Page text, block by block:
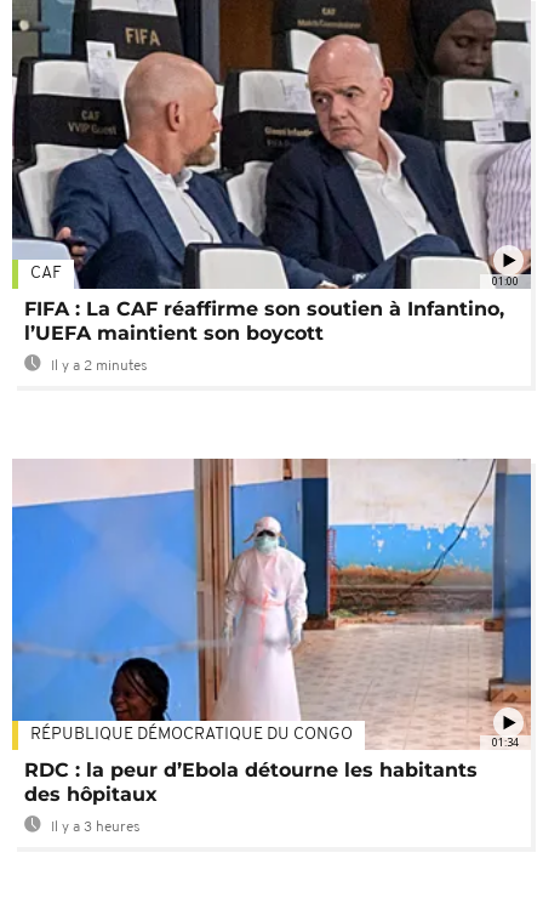
01:00
CAF
FIFA : La CAF réaffirme son soutien à Infantino,
l’UEFA maintient son boycott
Il y a 2 minutes
01:34
RÉPUBLIQUE DÉMOCRATIQUE DU CONGO
RDC : la peur d’Ebola détourne les habitants
des hôpitaux
Il y a 3 heures